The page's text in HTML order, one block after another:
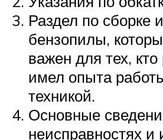
Раздел по сборке
бензопилы,
важен для тех,
имел опыта
техникой.
Основные
неисправностях и